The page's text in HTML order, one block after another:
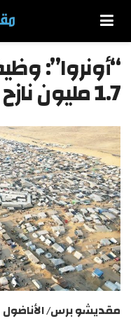
“أونروا”:
1.7 مليون نازح في غزة
مقديشو برس/ الأناضول